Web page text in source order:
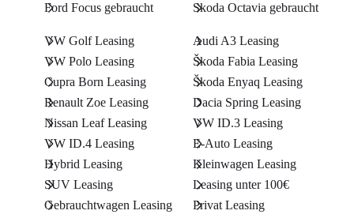
Ford Focus gebraucht
Skoda Octavia gebraucht
VW Golf Leasing
Audi A3 Leasing
VW Polo Leasing
Škoda Fabia Leasing
Cupra Born Leasing
Škoda Enyaq Leasing
Renault Zoe Leasing
Dacia Spring Leasing
Nissan Leaf Leasing
VW ID.3 Leasing
VW ID.4 Leasing
E-Auto Leasing
Hybrid Leasing
Kleinwagen Leasing
SUV Leasing
Leasing unter 100€
Gebrauchtwagen Leasing
Privat Leasing